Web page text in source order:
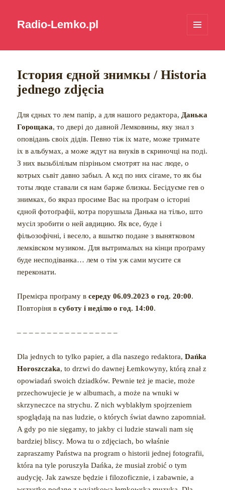
Radio-Lemko.pl
WIDGETY
Істория єдной знимкы / Historia
jednego zdjęcia
Для єдных то лем папір, а для нашого редактора,Данька
Горощака, то двері до давной Лемковины, яку знал з
оповідань своіх дідів. Певно тіж іх мате, може тримате
іх в альбумах, а може ждут на внуків в скриночці на поді.
З них вызьбілілым пізріньом смотрят на нас люде, о
котрых сьвіт давно забыл. А кєд по них сігаме, то як бы
тоты люде ставали ся нам барже близкы. Бесідуєме гев о
знимках, бо якраз просиме Вас на проґрам о істориі
єдной фотоґрафіі, котра порушыла Данька на тільо, што
мусіл зробити о ней авдицию. Як все, буде і
фільозофічні, і весело, а вшытко подане з вынятковом
лемківском музиком. Для вытрималых на кінци проґраму
буде несподіванка… лем о тім уж сами мусите ся
переконати.
Премієра проґраму всереду 06.09.2023 о год. 20:00.
Повторіня всуботу і неділю о год. 14:00.
– – – – – – – – – – – – – – – – –
Dla jednych to tylko papier, a dla naszego redaktora,Dańka
Horoszczaka, to drzwi do dawnej Łemkowyny, którą znał z
opowiadań swoich dziadków. Pewnie też je macie, może
przechowujecie je w albumach, a może na wnuki w
skrzyneczce na strychu. Z nich wyblakłym spojrzeniem
spoglądają na nas ludzie, o których świat dawno zapomniał.
A gdy po nie sięgamy, to jakby ci ludzie stawali nam się
bardziej bliscy. Mowa tu o zdjęciach, bo właśnie
zapraszamy Państwa na program o historii jednej fotografii,
która na tyle poruszyła Dańka, że musiał zrobić o tym
audycję. Jak zawsze będzie i filozoficznie, i zabawnie, a